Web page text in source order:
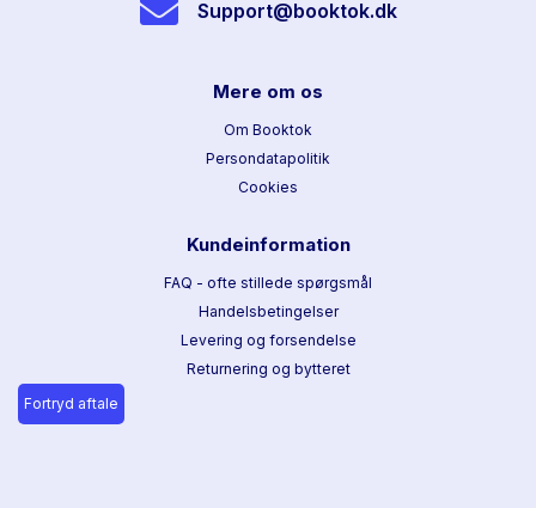
Support@booktok.dk
Mere om os
Om Booktok
Persondatapolitik
Cookies
Kundeinformation
FAQ - ofte stillede spørgsmål
Handelsbetingelser
Levering og forsendelse
Returnering og bytteret
Fortryd aftale